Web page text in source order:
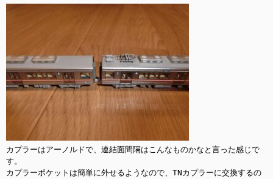
カプラーはアーノルドで、連結面間隔はこんなものかなと言った感じで
す。
カプラーポケットは簡単に外せるようなので、TNカプラーに交換するの